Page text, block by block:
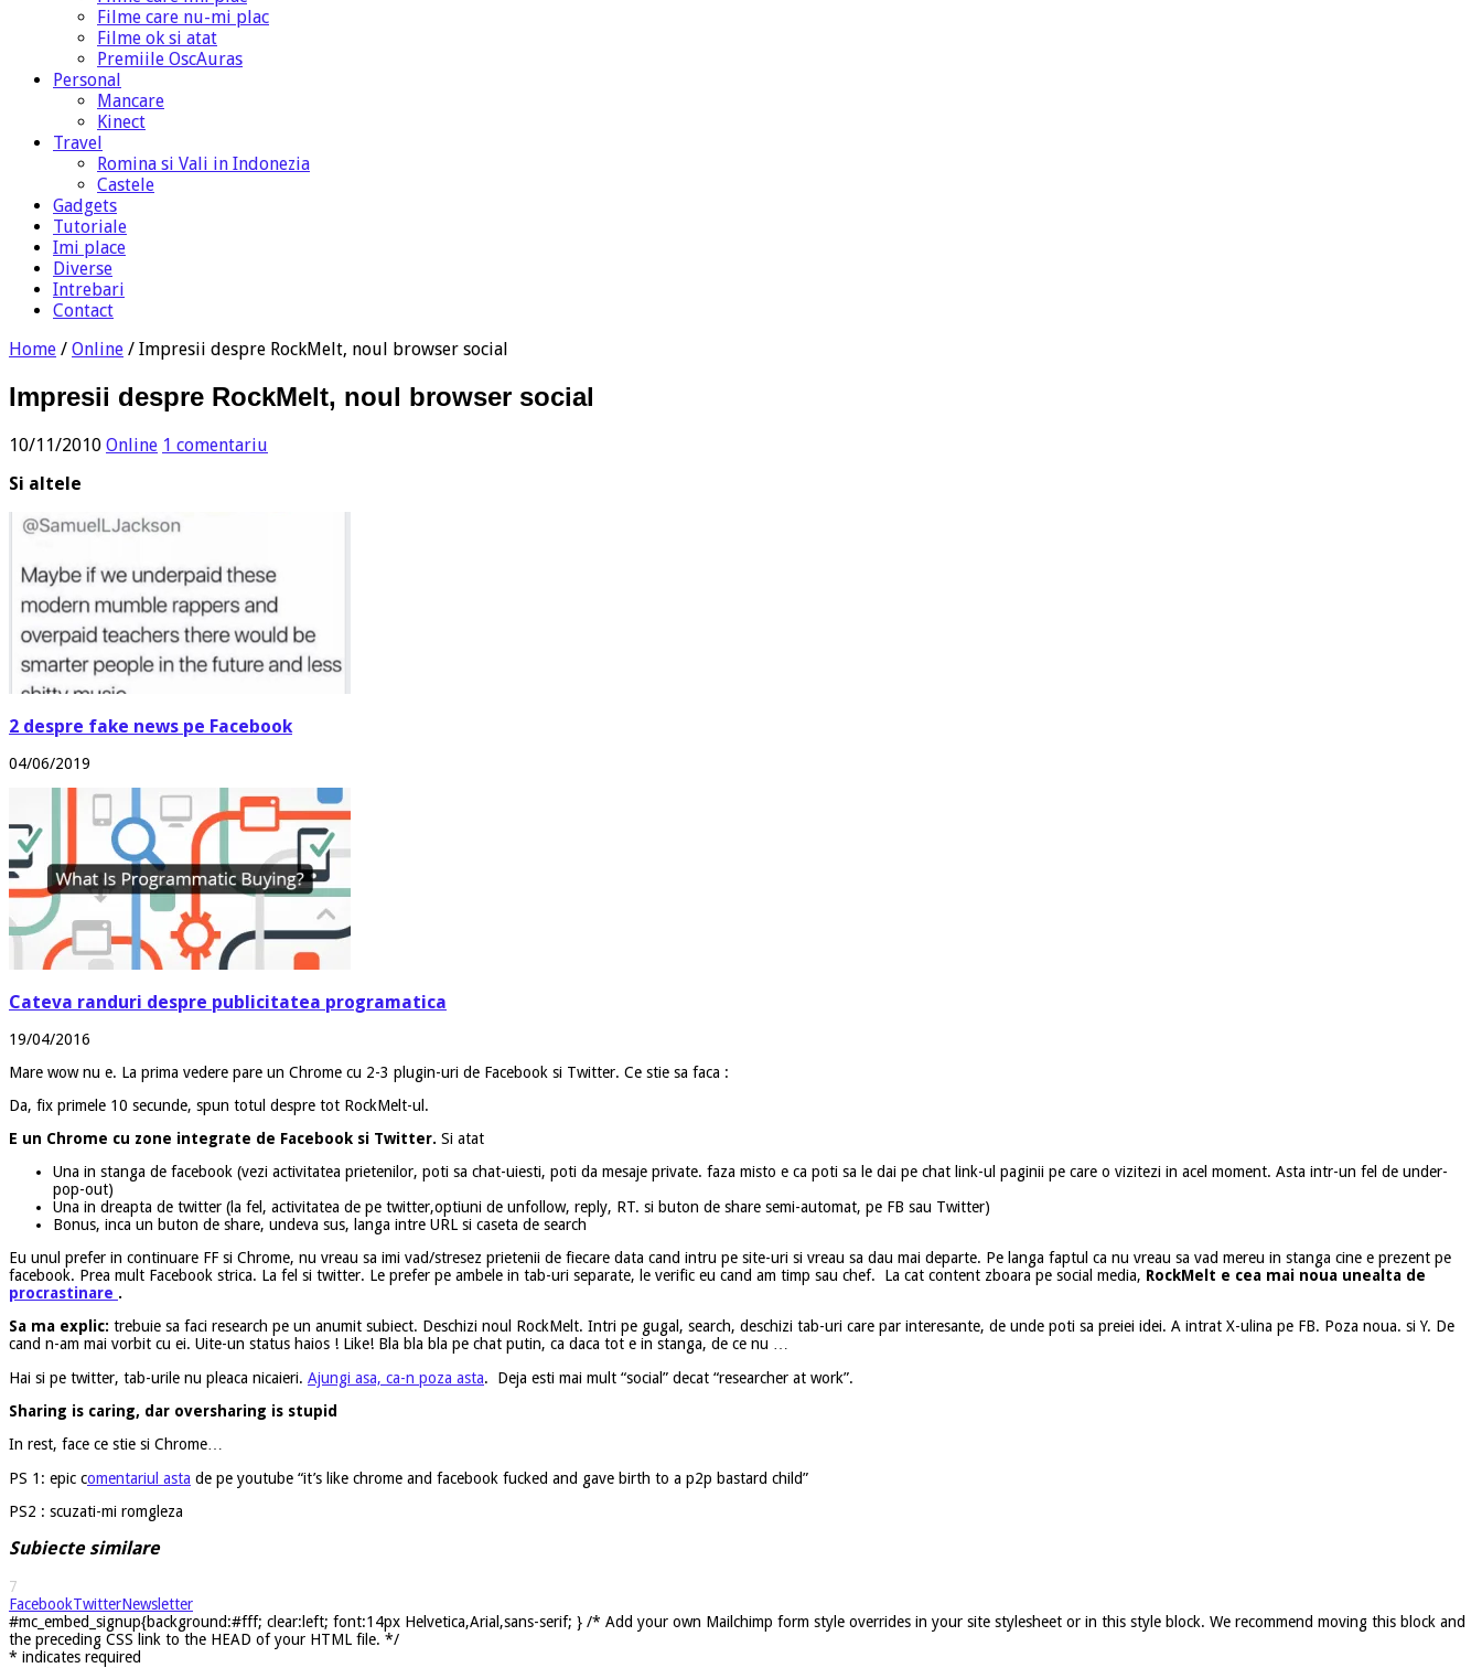
Filme care nu-mi plac
Filme ok si atat
Premiile OscAuras
Personal
Mancare
Kinect
Travel
Romina si Vali in Indonezia
Castele
Gadgets
Tutoriale
Imi place
Diverse
Intrebari
Contact
Home / Online / Impresii despre RockMelt, noul browser social
Impresii despre RockMelt, noul browser social
10/11/2010 Online 1 comentariu
Si altele
2 despre fake news pe Facebook
04/06/2019
Cateva randuri despre publicitatea programatica
19/04/2016
Mare wow nu e. La prima vedere pare un Chrome cu 2-3 plugin-uri de Facebook si Twitter. Ce stie sa faca :
Da, fix primele 10 secunde, spun totul despre tot RockMelt-ul.
E un Chrome cu zone integrate de Facebook si Twitter. Si atat
Una in stanga de facebook (vezi activitatea prietenilor, poti sa chat-uiesti, poti da mesaje private. faza misto e ca poti sa le dai pe chat link-ul paginii pe care o vizitezi in acel moment. Asta intr-un fel de under-
pop-out)
Una in dreapta de twitter (la fel, activitatea de pe twitter,optiuni de unfollow, reply, RT. si buton de share semi-automat, pe FB sau Twitter)
Bonus, inca un buton de share, undeva sus, langa intre URL si caseta de search
Eu unul prefer in continuare FF si Chrome, nu vreau sa imi vad/stresez prietenii de fiecare data cand intru pe site-uri si vreau sa dau mai departe. Pe langa faptul ca nu vreau sa vad mereu in stanga cine e prezent pe
facebook. Prea mult Facebook strica. La fel si twitter. Le prefer pe ambele in tab-uri separate, le verific eu cand am timp sau chef. La cat content zboara pe social media, RockMelt e cea mai noua unealta de
procrastinare .
Sa ma explic: trebuie sa faci research pe un anumit subiect. Deschizi noul RockMelt. Intri pe gugal, search, deschizi tab-uri care par interesante, de unde poti sa preiei idei. A intrat X-ulina pe FB. Poza noua. si Y. De
cand n-am mai vorbit cu ei. Uite-un status haios ! Like! Bla bla bla pe chat putin, ca daca tot e in stanga, de ce nu …
Hai si pe twitter, tab-urile nu pleaca nicaieri. Ajungi asa, ca-n poza asta. Deja esti mai mult “social” decat “researcher at work”.
Sharing is caring, dar oversharing is stupid
In rest, face ce stie si Chrome…
PS 1: epic comentariul asta de pe youtube “it’s like chrome and facebook fucked and gave birth to a p2p bastard child”
PS2 : scuzati-mi romgleza
Subiecte similare
7
FacebookTwitterNewsletter
#mc_embed_signup{background:#fff; clear:left; font:14px Helvetica,Arial,sans-serif; } /* Add your own Mailchimp form style overrides in your site stylesheet or in this style block. We recommend moving this block and
the preceding CSS link to the HEAD of your HTML file. */
* indicates required